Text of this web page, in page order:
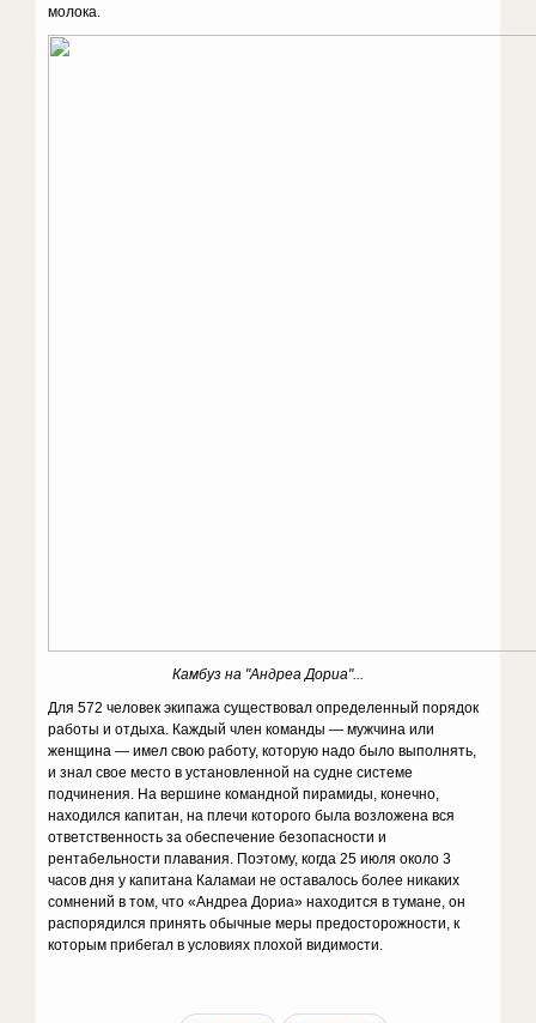
молока.
Камбуз на "Андреа Дориа"...
Для 572 человек экипажа существовал определенный порядок
работы и отдыха. Каждый член команды — мужчина или
женщина — имел свою работу, которую надо было выполнять,
и знал свое место в установленной на судне системе
подчинения. На вершине командной пирамиды, конечно,
находился капитан, на плечи которого была возложена вся
ответственность за обеспечение безопасности и
рентабельности плавания. Поэтому, когда 25 июля около 3
часов дня у капитана Каламаи не оставалось более никаких
сомнений в том, что «Андреа Дориа» находится в тумане, он
распорядился принять обычные меры предосторожности, к
которым прибегал в условиях плохой видимости.